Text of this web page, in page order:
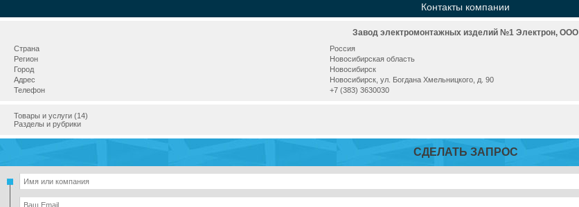
Контакты компании
Завод электромонтажных изделий №1 Электрон, ООО
Страна
Россия
Регион
Новосибирская область
Город
Новосибирск
Адрес
Новосибирск, ул. Богдана Хмельницкого, д. 90
Телефон
+7 (383) 3630030
Товары и услуги (14)
Разделы и рубрики
СДЕЛАТЬ ЗАПРОС